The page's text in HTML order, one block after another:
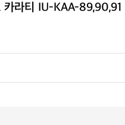
카라티 IU-KAA-89,90,91